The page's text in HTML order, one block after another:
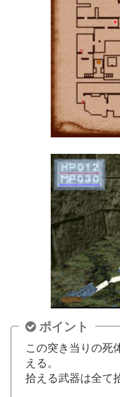
ポイント
この突き当りの死
える。
拾える武器は全て